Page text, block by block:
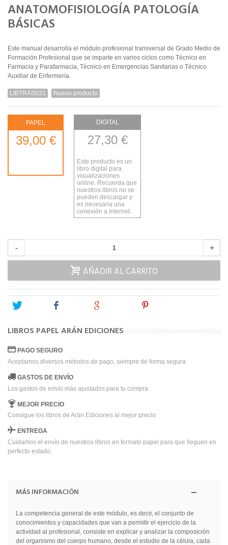
ANATOMOFISIOLOGÍA PATOLOGÍA
BÁSICAS
Este manual desarrolla el módulo profesional transversal de Grado Medio de
Formación Profesional que se imparte en varios ciclos como Técnico en
Farmacia y Parafarmacia, Técnico en Emergencias Sanitarias o Técnico
Auxiliar de Enfermería.
LIBTRAS031 Nuevo producto
PAPEL
39,00 €
DIGITAL
27,30 €
Este producto es un
libro digital para
visualizaciones
online. Recuerda que
nuestros libros no se
pueden descargar y
es necesaria una
conexión a Internet.
- +
AÑADIR AL CARRITO
Tweet
LIBROS PAPEL ARÁN EDICIONES
PAGO SEGURO
Aceptamos diversos métodos de pago, siempre de forma segura.
GASTOS DE ENVÍO
Los gastos de envío más ajustados para tu compra.
MEJOR PRECIO
Consigue los libros de Arán Ediciones al mejor precio
ENTREGA
Cuidamos el envío de nuestros libros en formato papel para que lleguen en
perfecto estado.
MÁS INFORMACIÓN
La competencia general de este módulo, es decir, el conjunto de
conocimientos y capacidades que van a permitir el ejercicio de la
actividad al profesional, consiste en explicar y analizar la composición
del organismo del cuerpo humano, desde el estudio de la célula, cada